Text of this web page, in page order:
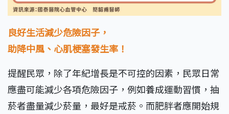
良好生活減少危險因子，
助降中風、心肌梗塞發生率！
提醒民眾，除了年紀增長是不可控的因素，民眾日常
應盡可能減少各項危險因子，例如養成運動習慣，抽
菸者盡量減少菸量，最好是戒菸。而肥胖者應開始規